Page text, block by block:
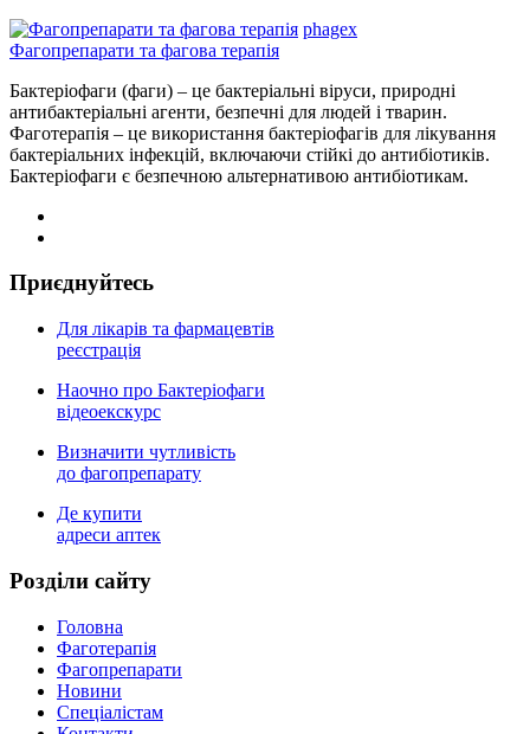
phagex
Фагопрепарати та фагова терапія
Бактеріофаги (фаги) – це бактеріальні віруси, природні
антибактеріальні агенти, безпечні для людей і тварин.
Фаготерапія – це використання бактеріофагів для лікування
бактеріальних інфекцій, включаючи стійкі до антибіотиків.
Бактеріофаги є безпечною альтернативою антибіотикам.
Приєднуйтесь
Для лікарів та фармацевтів
реєстрація
Наочно про Бактеріофаги
відеоекскурс
Визначити чутливість
до фагопрепарату
Де купити
адреси аптек
Роздiли сайту
Головна
Фаготерапія
Фагопрепарати
Новини
Спеціалістам